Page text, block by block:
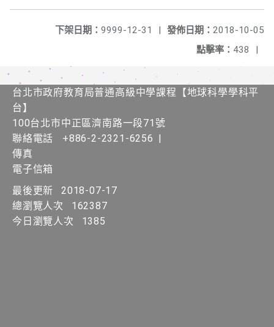
發佈日期： 2018-10-05
下架日期： 9999-12-31
|
點擊率： 438 |
台北市政府教育局普通高級中學課程​【​地球科學學科平
台】
100台北市中正區濟南路一段71號
聯絡電話
+886-2-2321-6256 |
傳真
電子信箱
最後更新
2018-07-17
總瀏覽人次
162387
今日瀏覽人次
1385